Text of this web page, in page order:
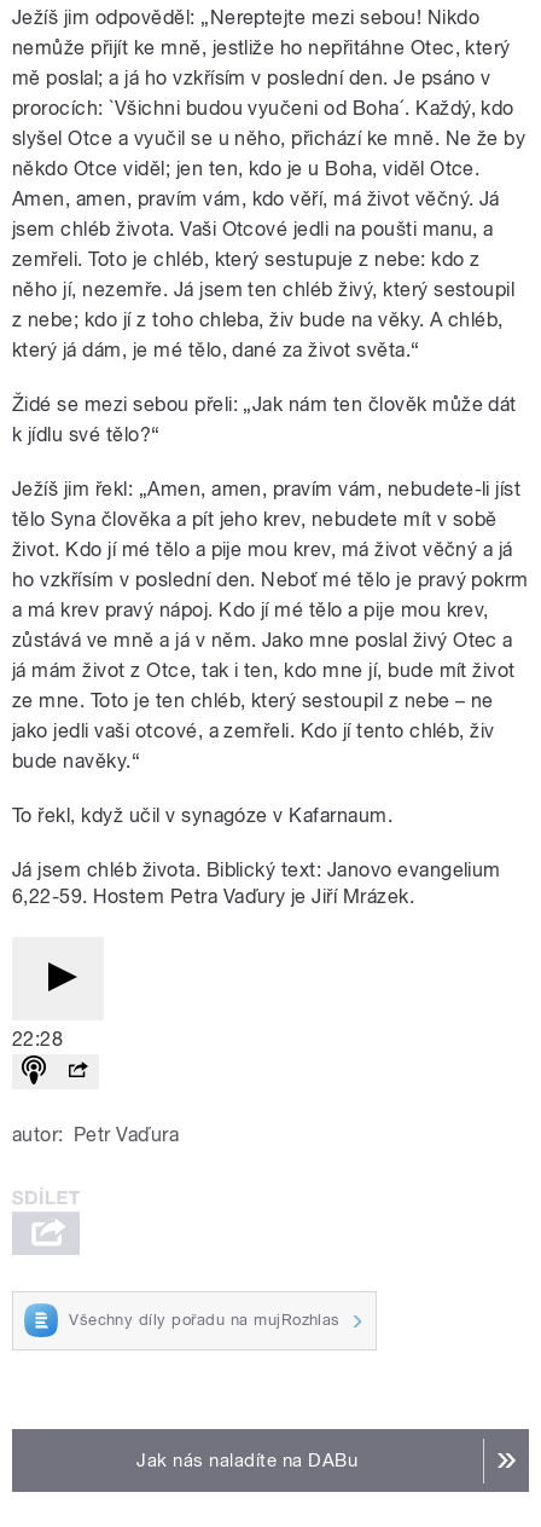
Ježíš jim odpověděl: „Nereptejte mezi sebou! Nikdo
nemůže přijít ke mně, jestliže ho nepřitáhne Otec, který
mě poslal; a já ho vzkřísím v poslední den. Je psáno v
prorocích: `Všichni budou vyučeni od Boha´. Každý, kdo
slyšel Otce a vyučil se u něho, přichází ke mně. Ne že by
někdo Otce viděl; jen ten, kdo je u Boha, viděl Otce.
Amen, amen, pravím vám, kdo věří, má život věčný. Já
jsem chléb života. Vaši Otcové jedli na poušti manu, a
zemřeli. Toto je chléb, který sestupuje z nebe: kdo z
něho jí, nezemře. Já jsem ten chléb živý, který sestoupil
z nebe; kdo jí z toho chleba, živ bude na věky. A chléb,
který já dám, je mé tělo, dané za život světa.“
Židé se mezi sebou přeli: „Jak nám ten člověk může dát
k jídlu své tělo?“
Ježíš jim řekl: „Amen, amen, pravím vám, nebudete-li jíst
tělo Syna člověka a pít jeho krev, nebudete mít v sobě
život. Kdo jí mé tělo a pije mou krev, má život věčný a já
ho vzkřísím v poslední den. Neboť mé tělo je pravý pokrm
a má krev pravý nápoj. Kdo jí mé tělo a pije mou krev,
zůstává ve mně a já v něm. Jako mne poslal živý Otec a
já mám život z Otce, tak i ten, kdo mne jí, bude mít život
ze mne. Toto je ten chléb, který sestoupil z nebe – ne
jako jedli vaši otcové, a zemřeli. Kdo jí tento chléb, živ
bude navěky.“
To řekl, když učil v synagóze v Kafarnaum.
Já jsem chléb života. Biblický text: Janovo evangelium
6,22-59. Hostem Petra Vaďury je Jiří Mrázek.
22:28
autor: Petr Vaďura
Všechny díly pořadu na mujRozhlas
Jak nás naladíte na DABu